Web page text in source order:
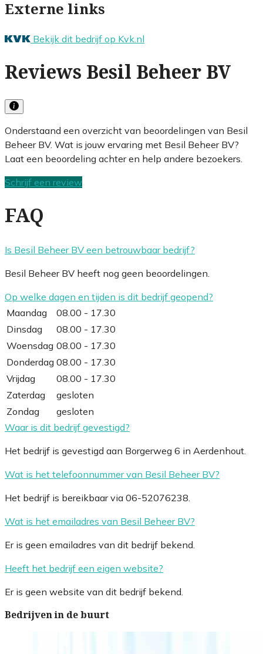
Externe links
Bekijk dit bedrijf op Kvk.nl
Reviews Besil Beheer BV
Onderstaand een overzicht van beoordelingen van Besil
Beheer BV. Wat is jouw ervaring met Besil Beheer BV?
Laat een beoordeling achter en help andere bezoekers.
Schrijf een review
FAQ
Is Besil Beheer BV een betrouwbaar bedrijf?
Besil Beheer BV heeft nog geen beoordelingen.
Op welke dagen en tijden is dit bedrijf geopend?
Maandag
08.00 - 17.30
Dinsdag
08.00 - 17.30
Woensdag 08.00 - 17.30
Donderdag 08.00 - 17.30
Vrijdag
08.00 - 17.30
Zaterdag
gesloten
Zondag
gesloten
Waar is dit bedrijf gevestigd?
Het bedrijf is gevestigd aan Borgerweg 6 in Aerdenhout.
Wat is het telefoonnummer van Besil Beheer BV?
Het bedrijf is bereikbaar via 06-52076238.
Wat is het emailadres van Besil Beheer BV?
Er is geen emailadres van dit bedrijf bekend.
Heeft het bedrijf een eigen website?
Er is geen website van dit bedrijf bekend.
Bedrijven in de buurt